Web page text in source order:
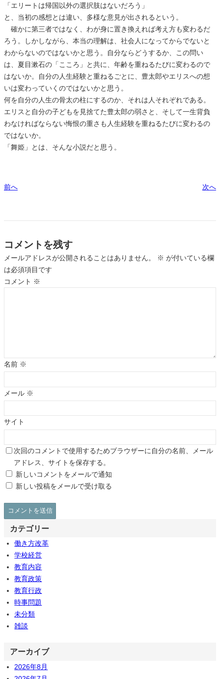
「エリートは帰国以外の選択肢はないだろう」
と、当初の感想とは違い、多様な意見が出されるという。
確かに第三者ではなく、わが身に置き換えれば考え方も変わるだ
ろう。しかしながら、本当の理解は、社会人になってからでないと
わからないのではないかと思う。自分ならどうするか、この問い
は、夏目漱石の「こころ」と共に、年齢を重ねるたびに変わるので
はないか。自分の人生経験と重ねるごとに、豊太郎やエリスへの想
いは変わっていくのではないかと思う。
何を自分の人生の骨太の柱にするのか、それは人それぞれである。
エリスと自分の子どもを見捨てた豊太郎の弱さと、そして一生背負
わなければならない悔恨の重さも人生経験を重ねるたびに変わるの
ではないか。
「舞姫」とは、そんな小説だと思う。
前へ 次へ
コメントを残す
メールアドレスが公開されることはありません。 ※ が付いている欄
は必須項目です
コメント ※
名前 ※
メール ※
サイト
次回のコメントで使用するためブラウザーに自分の名前、メール
アドレス、サイトを保存する。
新しいコメントをメールで通知
新しい投稿をメールで受け取る
カテゴリー
働き方改革
学校経営
教育内容
教育政策
教育行政
時事問題
未分類
雑談
アーカイブ
2026年8月